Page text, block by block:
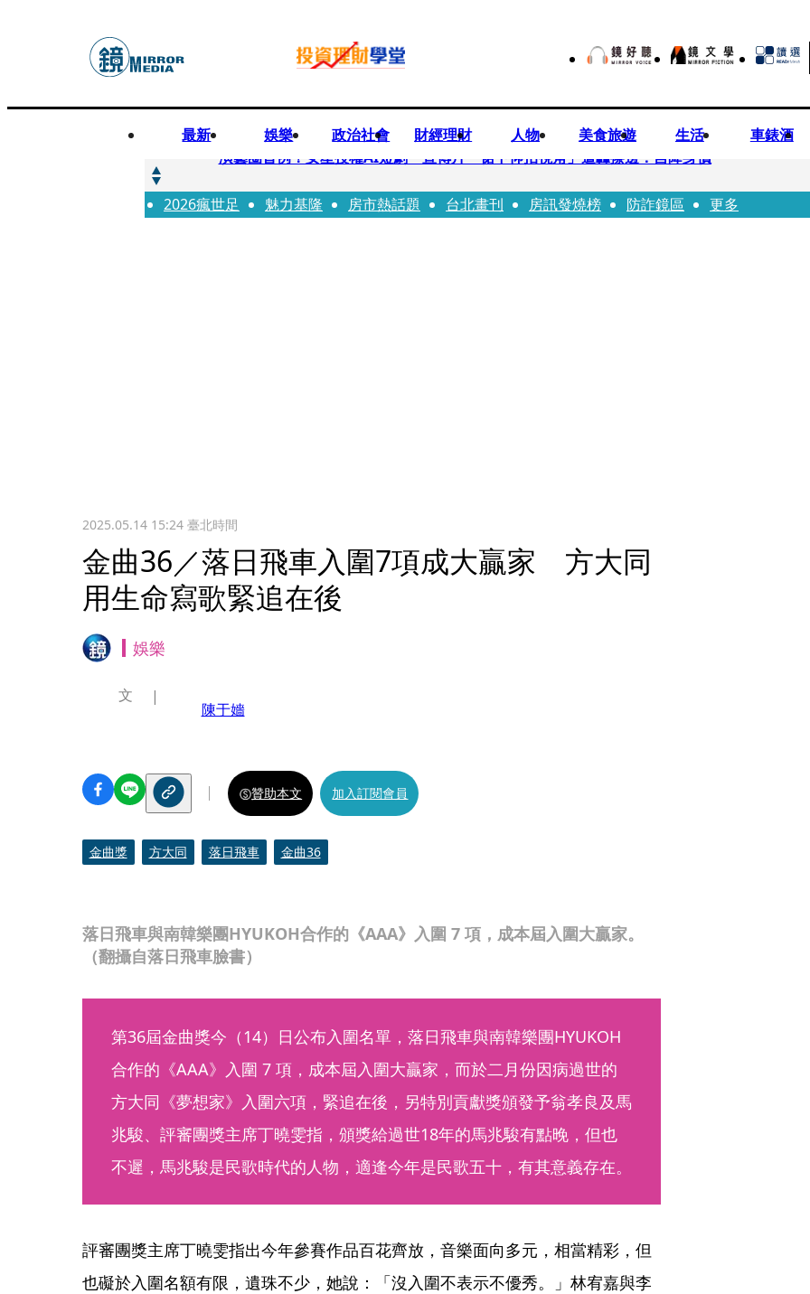
最新 娛樂 政治社會 財經理財 人物 美食旅遊 生活 車錶酒
快訊
演藝圈首例！女星授權AI短劇 宣傳片「裙下仰拍視角」遭轟擦邊：自降身價
快訊
全球提升電氣化 台達電鄭平看好微電網推一站式方案
2026瘋世足 魅力基隆 房市熱話題 台北畫刊 房訊發燒榜 防詐鏡區 更多
2025.05.14 15:24臺北時間
金曲36／落日飛車入圍7項成大贏家 方大同
用生命寫歌緊追在後
娛樂
落日飛車與南韓樂團HYUKOH合作的《AAA》入圍 7 項，成本屆入圍大贏家。
（翻攝自落日飛車臉書）
文
陳于嬙
贊助本文 加入訂閱會員
金曲獎 方大同 落日飛車 金曲36
第36屆金曲獎今（14）日公布入圍名單，落日飛車與南韓樂團HYUKOH
合作的《AAA》入圍 7 項，成本屆入圍大贏家，而於二月份因病過世的
方大同《夢想家》入圍六項，緊追在後，另特別貢獻獎頒發予翁孝良及馬
兆駿、評審團獎主席丁曉雯指，頒獎給過世18年的馬兆駿有點晚，但也
不遲，馬兆駿是民歌時代的人物，適逢今年是民歌五十，有其意義存在。
評審團獎主席丁曉雯指出今年參賽作品百花齊放，音樂面向多元，相當精彩，但
也礙於入圍名額有限，遺珠不少，她說：「沒入圍不表示不優秀。」林宥嘉與李